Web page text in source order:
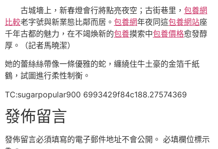
古城墻上，新春燈會行將點亮夜空；古街巷里， 包養網
比較老字號與新業態比鄰而居。 包養網年夜同這包養網站座
千年古都的魅力，在不竭煥新的包養摸索中包養價格愈發醇
厚。（記者馬曉潔）
她的蕾絲絲帶像一條優雅的蛇，纏繞住牛土豪的金箔千紙
鶴，試圖進行柔性制衡。
TC:sugarpopular900 6993429f84c188.27574369
發佈留言
發佈留言必須填寫的電子郵件地址不會公開。 必填欄位標示